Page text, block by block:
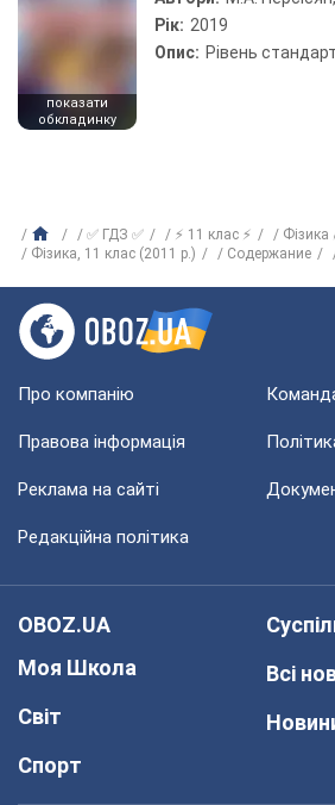
показати
обкладинку
Рік: 2019
Опис: Рівень
✅ ГДЗ ✅ ⚡ 11 клас ⚡
Фiзика, 11 клас (2011 р.)
Содержание
Про компанію
Правова інформація
Реклама на сайті
Редакційна політика
OBOZ.UA
Моя Школа
Світ
Спорт
Всі